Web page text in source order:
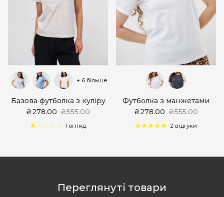
Базова футболка з куліру
₴278.00 ₴555.00
+ 6 більше
1 огляд
Футболка з манжетами
₴278.00 ₴555.00
2 відгуки
Переглянуті товари